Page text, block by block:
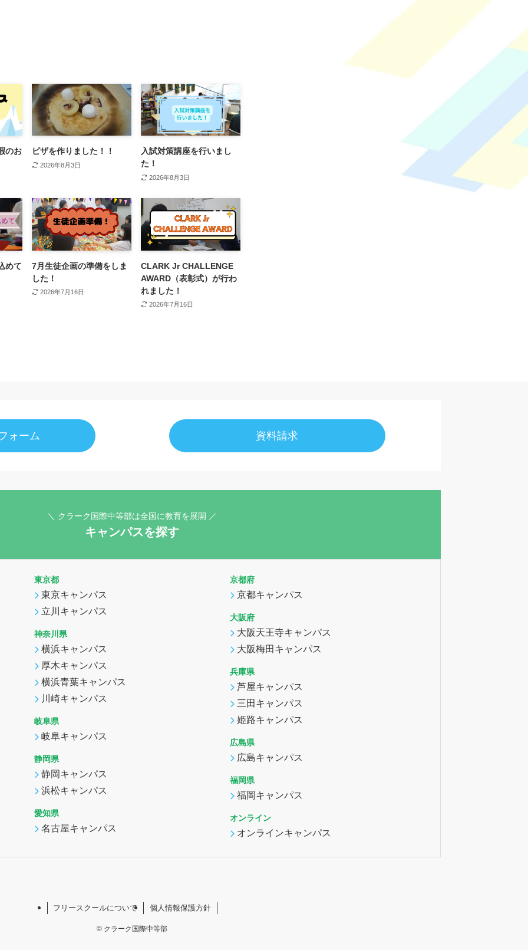
のお ピザを作りました！！
2026年8月3日
入試対策講座を行いまし
た！
2026年8月3日
めて
7月生徒企画の準備をしま
した！
2026年7月16日
CLARK Jr CHALLENGE
AWARD（表彰式）が行わ
れました！
2026年7月16日
ォーム 資料請求
＼ クラーク国際中等部は全国に教育を展開 ／
キャンパスを探す
東京都
東京キャンパス
立川キャンパス
神奈川県
横浜キャンパス
厚木キャンパス
横浜青葉キャンパス
川崎キャンパス
岐阜県
岐阜キャンパス
静岡県
静岡キャンパス
浜松キャンパス
愛知県
名古屋キャンパス
京都府
京都キャンパス
大阪府
大阪天王寺キャンパス
大阪梅田キャンパス
兵庫県
芦屋キャンパス
三田キャンパス
姫路キャンパス
広島県
広島キャンパス
福岡県
福岡キャンパス
オンライン
オンラインキャンパス
フリースクールについて 個人情報保護方針
© クラーク国際中等部